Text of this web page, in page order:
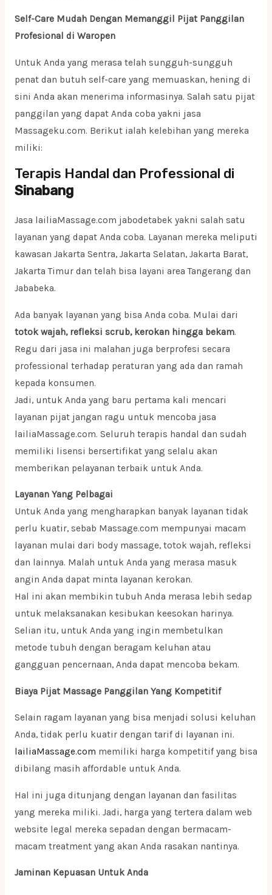
Self-Care Mudah Dengan Memanggil Pijat Panggilan
Profesional di Waropen
Untuk Anda yang merasa telah sungguh-sungguh
penat dan butuh self-care yang memuaskan, hening di
sini Anda akan menerima informasinya. Salah satu pijat
panggilan yang dapat Anda coba yakni jasa
Massageku.com. Berikut ialah kelebihan yang mereka
miliki:
Terapis Handal dan Professional di
Sinabang
Jasa lailiaMassage.com jabodetabek yakni salah satu
layanan yang dapat Anda coba. Layanan mereka meliputi
kawasan Jakarta Sentra, Jakarta Selatan, Jakarta Barat,
Jakarta Timur dan telah bisa layani area Tangerang dan
Jababeka.
Ada banyak layanan yang bisa Anda coba. Mulai dari
totok wajah, refleksi scrub, kerokan hingga bekam.
Regu dari jasa ini malahan juga berprofesi secara
professional terhadap peraturan yang ada dan ramah
kepada konsumen.
Jadi, untuk Anda yang baru pertama kali mencari
layanan pijat jangan ragu untuk mencoba jasa
lailiaMassage.com. Seluruh terapis handal dan sudah
memiliki lisensi bersertifikat yang selalu akan
memberikan pelayanan terbaik untuk Anda.
Layanan Yang Pelbagai
Untuk Anda yang mengharapkan banyak layanan tidak
perlu kuatir, sebab Massage.com mempunyai macam
layanan mulai dari body massage, totok wajah, refleksi
dan lainnya. Malah untuk Anda yang merasa masuk
angin Anda dapat minta layanan kerokan.
Hal ini akan membikin tubuh Anda merasa lebih sedap
untuk melaksanakan kesibukan keesokan harinya.
Selian itu, untuk Anda yang ingin membetulkan
metode tubuh dengan beragam keluhan atau
gangguan pencernaan, Anda dapat mencoba bekam.
Biaya Pijat Massage Panggilan Yang Kompetitif
Selain ragam layanan yang bisa menjadi solusi keluhan
Anda, tidak perlu kuatir dengan tarif di layanan ini.
lailiaMassage.com memiliki harga kompetitif yang bisa
dibilang masih affordable untuk Anda.
Hal ini juga ditunjang dengan layanan dan fasilitas
yang mereka miliki. Jadi, harga yang tertera dalam web
website legal mereka sepadan dengan bermacam-
macam treatment yang akan Anda rasakan nantinya.
Jaminan Kepuasan Untuk Anda